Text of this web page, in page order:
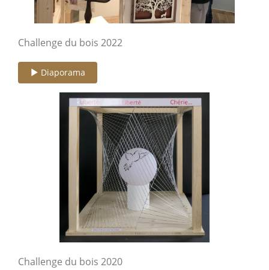
Challenge du bois 2022
Diaporama
Challenge du bois 2020